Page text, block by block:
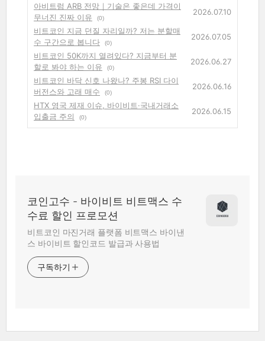
아비트럼 ARB 전망｜기술은 좋은데 가격이
무너진 진짜 이유
(0)
2026.07.10
비트코인 지금 던질 자리일까? 저는 분할매
수 구간으로 봅니다
(0)
2026.07.05
비트코인 50K까지 열려있다? 지금부터 분
할로 봐야 하는 이유
(0)
2026.06.27
비트코인 바닥 신호 나왔나? 주봉 RSI 다이
버전스와 고래 매수
(0)
2026.06.16
HTX 영국 제재 이슈, 바이비트·국내거래소
입출금 주의
(0)
2026.06.15
코인고수 - 바이비트 비트맥스 수
수료 할인 프로모션
비트코인 마진거래 플랫폼 비트맥스 바이낸
스 바이비트 할인코드 발급과 사용법
구독하기